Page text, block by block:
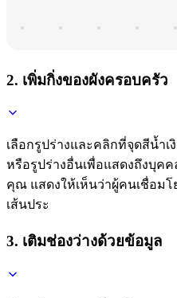
2. เพิ่มกิ่งของผังครอบครัว
เลือกรูปร่างและคลิกที่จุดสีน้ำเ
หรือรูปร่างอื่นเพื่อแสดงถึงบุค
คุณ แสดงให้เห็นว่าผู้คนเชื่อมโ
เส้นประ
3. เติมช่องว่างด้วยข้อมูล